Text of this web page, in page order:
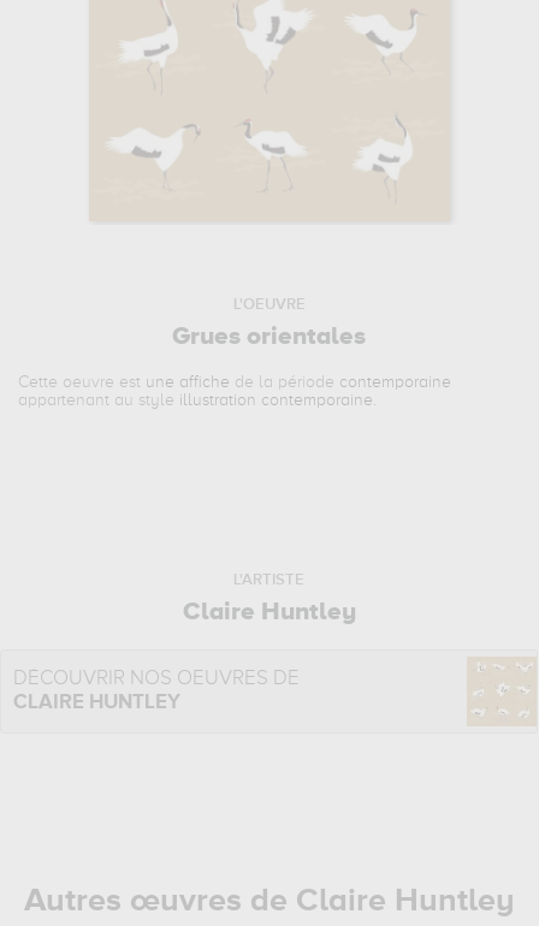
L'OEUVRE
Grues orientales
Cette oeuvre est une affiche de la période contemporaine
appartenant au style illustration contemporaine.
L'ARTISTE
Claire Huntley
DÉCOUVRIR NOS OEUVRES DE
CLAIRE HUNTLEY
Autres œuvres de Claire Huntley